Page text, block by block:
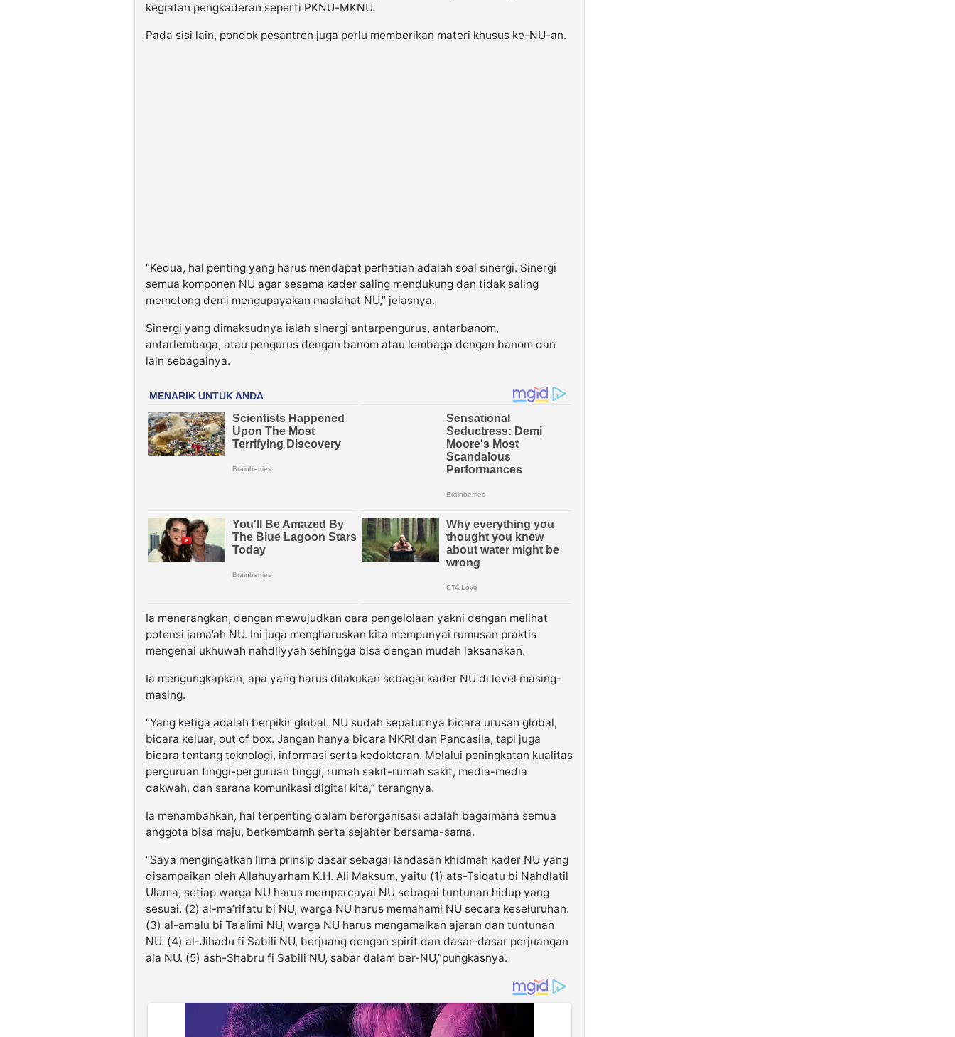
kegiatan pengkaderan seperti PKNU-MKNU.
Pada sisi lain, pondok pesantren juga perlu memberikan materi khusus ke-NU-an.
“Kedua, hal penting yang harus mendapat perhatian adalah soal sinergi. Sinergi
semua komponen NU agar sesama kader saling mendukung dan tidak saling
memotong demi mengupayakan maslahat NU,” jelasnya.
Sinergi yang dimaksudnya ialah sinergi antarpengurus, antarbanom,
antarlembaga, atau pengurus dengan banom atau lembaga dengan banom dan
lain sebagainya.
Ia menerangkan, dengan mewujudkan cara pengelolaan yakni dengan melihat
potensi jama’ah NU. Ini juga mengharuskan kita mempunyai rumusan praktis
mengenai ukhuwah nahdliyyah sehingga bisa dengan mudah laksanakan.
Ia mengungkapkan, apa yang harus dilakukan sebagai kader NU di level masing-
masing.
“Yang ketiga adalah berpikir global. NU sudah sepatutnya bicara urusan global,
bicara keluar, out of box. Jangan hanya bicara NKRI dan Pancasila, tapi juga
bicara tentang teknologi, informasi serta kedokteran. Melalui peningkatan kualitas
perguruan tinggi-perguruan tinggi, rumah sakit-rumah sakit, media-media
dakwah, dan sarana komunikasi digital kita,” terangnya.
Ia menambahkan, hal terpenting dalam berorganisasi adalah bagaimana semua
anggota bisa maju, berkembamh serta sejahter bersama-sama.
“Saya mengingatkan lima prinsip dasar sebagai landasan khidmah kader NU yang
disampaikan oleh Allahuyarham K.H. Ali Maksum, yaitu (1) ats-Tsiqatu bi Nahdlatil
Ulama, setiap warga NU harus mempercayai NU sebagai tuntunan hidup yang
sesuai. (2) al-ma’rifatu bi NU, warga NU harus memahami NU secara keseluruhan.
(3) al-amalu bi Ta’alimi NU, warga NU harus mengamalkan ajaran dan tuntunan
NU. (4) al-Jihadu fi Sabili NU, berjuang dengan spirit dan dasar-dasar perjuangan
ala NU. (5) ash-Shabru fi Sabili NU, sabar dalam ber-NU,”pungkasnya.